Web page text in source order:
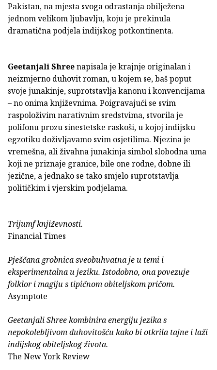
Pakistan, na mjesta svoga odrastanja obilježena
jednom velikom ljubavlju, koju je prekinula
dramatična podjela indijskog potkontinenta.
Geetanjali Shreenapisala je krajnje originalan i
neizmjerno duhovit roman, u kojem se, baš poput
svoje junakinje, suprotstavlja kanonu i konvencijama
– no onima književnima. Poigravajući se svim
raspoloživim narativnim sredstvima, stvorila je
polifonu prozu sinestetske raskoši, u kojoj indijsku
egzotiku doživljavamo svim osjetilima. Njezina je
vremešna, ali živahna junakinja simbol slobodna uma
koji ne priznaje granice, bile one rodne, dobne ili
jezične, a jednako se tako smjelo suprotstavlja
političkim i vjerskim podjelama.
Trijumf književnosti.
Financial Times
Pješčana grobnica sveobuhvatna je u temi i
eksperimentalna u jeziku. Istodobno, ona povezuje
folklor i magiju s tipičnom obiteljskom pričom.
Asymptote
Geetanjali Shree kombinira energiju jezika s
nepokolebljivom duhovitošću kako bi otkrila tajne i laži
indijskog obiteljskog života.
The New York Review